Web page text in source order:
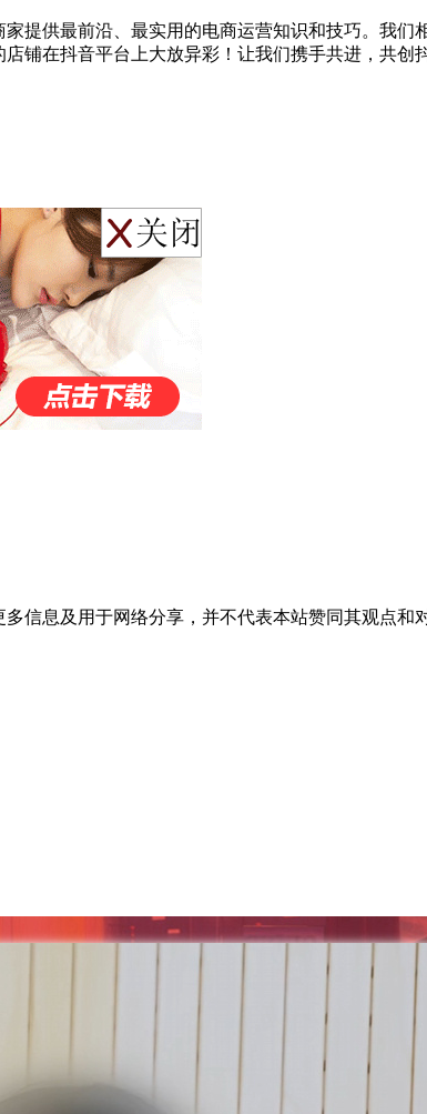
提供最前沿、最实用的电商运营知识和技巧。我
铺在抖音平台上大放异彩！让我们携手共进，共创
信息及用于网络分享，并不代表本站赞同其观点